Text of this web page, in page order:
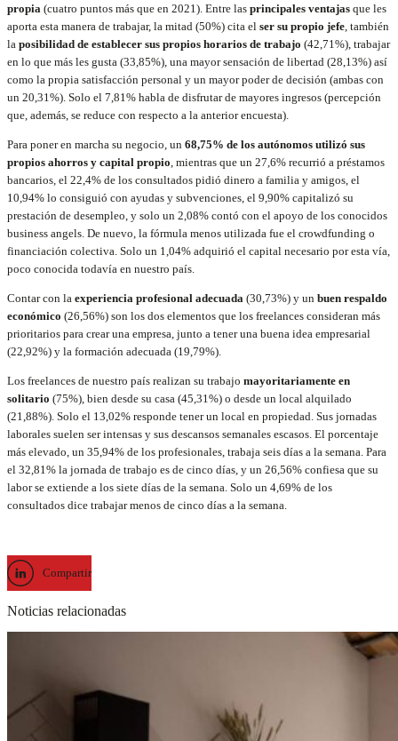
propia (cuatro puntos más que en 2021). Entre las principales ventajas que les
aporta esta manera de trabajar, la mitad (50%) cita el ser su propio jefe, también
la posibilidad de establecer sus propios horarios de trabajo (42,71%), trabajar
en lo que más les gusta (33,85%), una mayor sensación de libertad (28,13%) así
como la propia satisfacción personal y un mayor poder de decisión (ambas con
un 20,31%). Solo el 7,81% habla de disfrutar de mayores ingresos (percepción
que, además, se reduce con respecto a la anterior encuesta).
Para poner en marcha su negocio, un 68,75% de los autónomos utilizó sus
propios ahorros y capital propio, mientras que un 27,6% recurrió a préstamos
bancarios, el 22,4% de los consultados pidió dinero a familia y amigos, el
10,94% lo consiguió con ayudas y subvenciones, el 9,90% capitalizó su
prestación de desempleo, y solo un 2,08% contó con el apoyo de los conocidos
business angels. De nuevo, la fórmula menos utilizada fue el crowdfunding o
financiación colectiva. Solo un 1,04% adquirió el capital necesario por esta vía,
poco conocida todavía en nuestro país.
Contar con la experiencia profesional adecuada (30,73%) y un buen respaldo
económico (26,56%) son los dos elementos que los freelances consideran más
prioritarios para crear una empresa, junto a tener una buena idea empresarial
(22,92%) y la formación adecuada (19,79%).
Los freelances de nuestro país realizan su trabajo mayoritariamente en
solitario (75%), bien desde su casa (45,31%) o desde un local alquilado
(21,88%). Solo el 13,02% responde tener un local en propiedad. Sus jornadas
laborales suelen ser intensas y sus descansos semanales escasos. El porcentaje
más elevado, un 35,94% de los profesionales, trabaja seis días a la semana. Para
el 32,81% la jornada de trabajo es de cinco días, y un 26,56% confiesa que su
labor se extiende a los siete días de la semana. Solo un 4,69% de los
consultados dice trabajar menos de cinco días a la semana.
Compartir
Noticias relacionadas